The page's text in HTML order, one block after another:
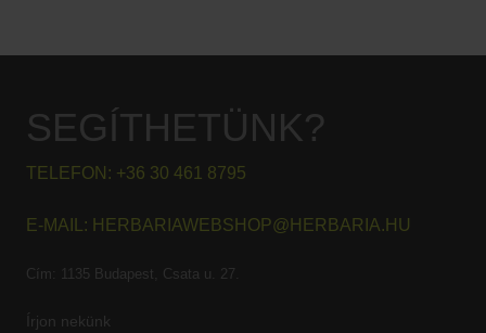
SEGÍTHETÜNK?
TELEFON: +36 30 461 8795
E-MAIL: HERBARIAWEBSHOP@HERBARIA.HU
Cím: 1135 Budapest, Csata u. 27.
Írjon nekünk